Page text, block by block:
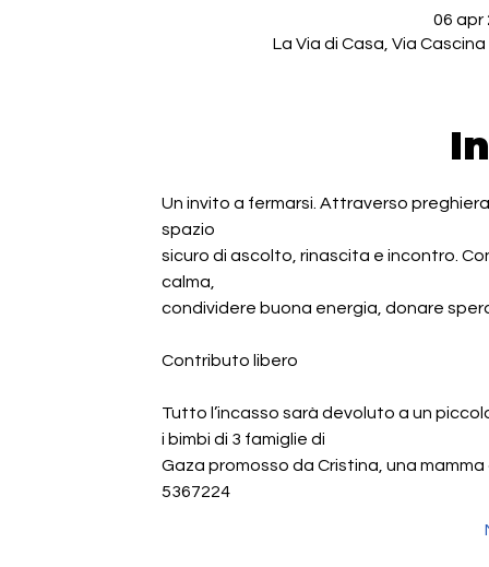
06 apr
La Via di Casa, Via
Un invito a fermarsi. Attraverso
spazio
sicuro di ascolto, rinascita e incontro.
calma,
condividere buona energia, donare
Contributo libero
Tutto l’incasso sarà devoluto a un
i bimbi di 3 famiglie di
Gaza promosso da Cristina, una
5367224